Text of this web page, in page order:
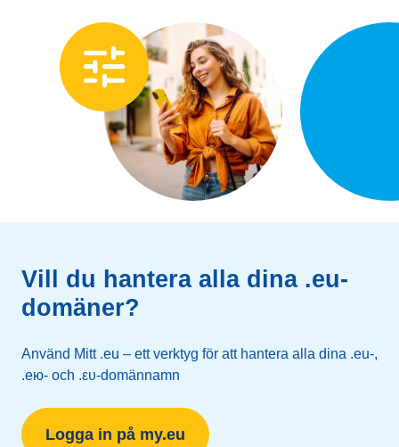
Vill du hantera alla dina .eu-
domäner?
Använd Mitt .eu – ett verktyg för att hantera alla dina .eu-,
.ею- och .ευ-domännamn
Logga in på my.eu